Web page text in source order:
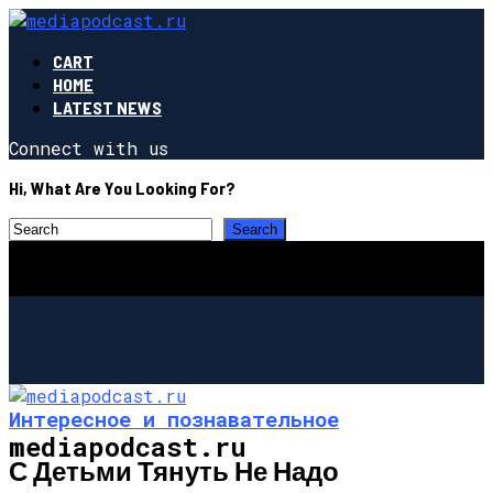
CART
HOME
LATEST NEWS
Connect with us
Hi, What Are You Looking For?
mediapodcast.ru
Интересное и познавательное
С Детьми Тянуть Не Надо